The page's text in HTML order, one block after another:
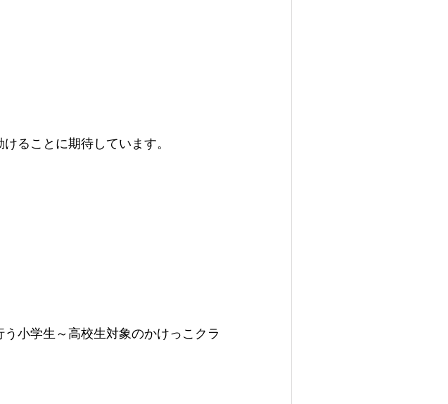
ることに期待しています。
小学生～高校生対象のかけっこクラ